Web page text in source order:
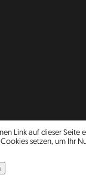
Link auf dieser Seite
setzen, um Ihr
·